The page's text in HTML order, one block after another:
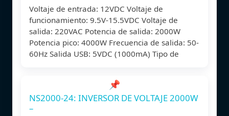
Voltaje de entrada: 12VDC Voltaje de
funcionamiento: 9.5V-15.5VDC Voltaje de
salida: 220VAC Potencia de salida: 2000W
Potencia pico: 4000W Frecuencia de salida: 50-
60Hz Salida USB: 5VDC (1000mA) Tipo de
📌
NS2000-24: INVERSOR DE VOLTAJE 2000W
–